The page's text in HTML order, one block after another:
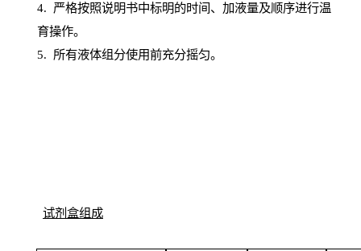
4. 严格按照说明书中标明的时间、加液量及顺序进行温
育操作。
5. 所有液体组分使用前充分摇匀。
试剂盒组成